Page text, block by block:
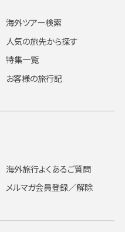
海外ツアー検索
人気の旅先から探す
特集一覧
お客様の旅行記
海外旅行よくあるご質問
メルマガ会員登録／解除